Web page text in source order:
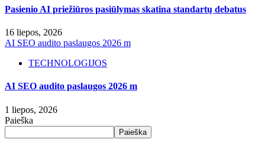
Pasienio AI priežiūros pasiūlymas skatina standartų debatus
16 liepos, 2026
AI SEO audito paslaugos 2026 m
TECHNOLOGIJOS
AI SEO audito paslaugos 2026 m
1 liepos, 2026
Paieška
Paieška